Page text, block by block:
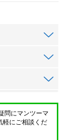
問にマンツーマ
軽にご相談くだ